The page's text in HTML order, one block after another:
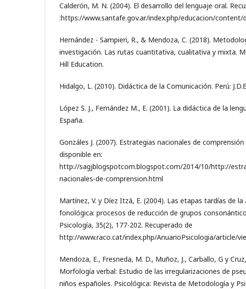
Calderón, M. N. (2004). El desarrollo del lenguaje oral.
:https://www.santafe.gov.ar/index.php/educacion/
Hernández - Sampieri, R., & Mendoza, C. (2018).
investigación. Las rutas cuantitativa, cualitativa y mixta.
Hill Education.
Hidalgo, L. (2010). Didáctica de la Comunicación. Perú:
López S. J., Fernández M., E. (2001). La didáctica de la
España.
Gonzáles J. (2007). Estrategias nacionales de
disponible en:
http://sagjblogspotcom.blogspot.com/2014/10/http://
nacionales-de-comprension.html
Martínez, V. y Díez Itzá, E. (2004). Las etapas tardías de la
fonológica: procesos de reducción de grupos
Psicología, 35(2), 177-202. Recuperado de
http://www.raco.cat/index.php/AnuarioPsicologia/article/
Mendoza, E., Fresneda, M. D., Muñoz, J., Carballo, G y
Morfología verbal: Estudio de las irregularizaciones de
niños españoles. Psicológica: Revista de Metodología y